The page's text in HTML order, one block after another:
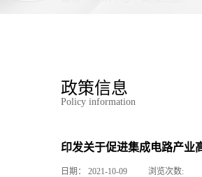
政策信息
Policy information
印发关于促进集成电路产业
日期： 2021-10-09 浏览次数: